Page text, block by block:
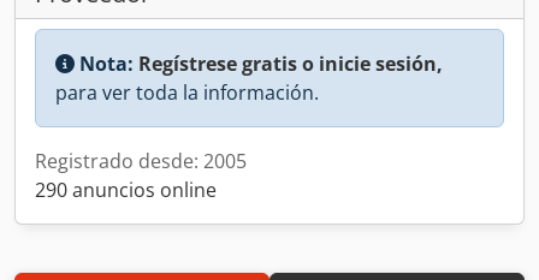
Nota: Regístrese gratis o inicie sesión,
para ver toda la información.
Registrado desde: 2005
290 anuncios online